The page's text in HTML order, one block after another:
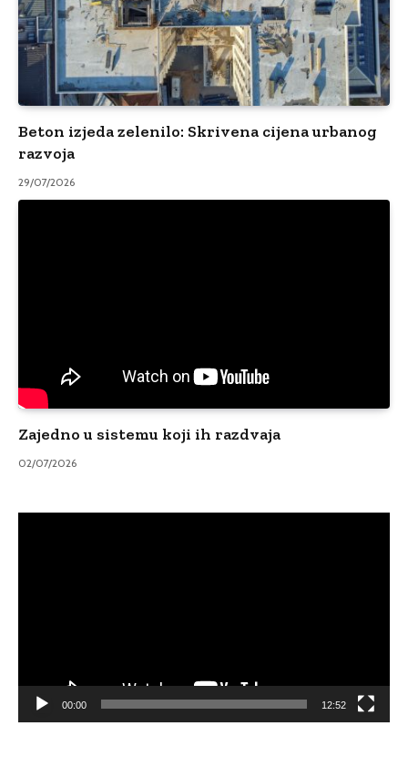
Beton izjeda zelenilo: Skrivena cijena urbanog
razvoja
29/07/2026
Zajedno u sistemu koji ih razdvaja
02/07/2026
00:00 12:52